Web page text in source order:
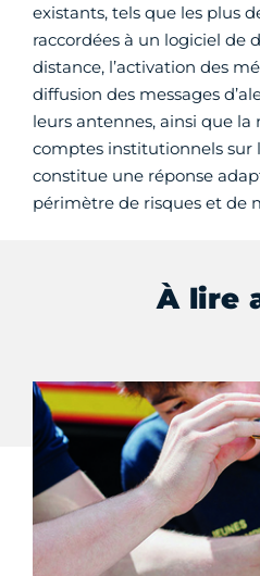
existants, tels que les plus
raccordées à un logiciel de
distance, l’activation des
diffusion des messages
leurs antennes, ainsi que
comptes institutionnels sur
constitue une réponse
périmètre de risques et de
À lire